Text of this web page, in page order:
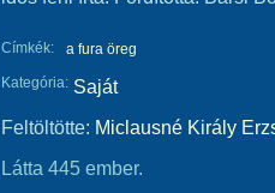
Címkék:
a fura öreg
Kategória: Saját
Feltöltötte: Miclausné Király
Látta 445 ember.